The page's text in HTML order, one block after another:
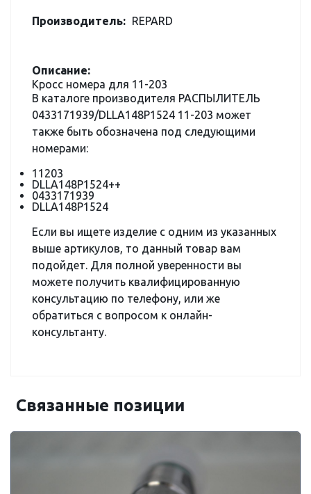
Производитель: REPARD
Описание:
Кросс номера для 11-203
В каталоге производителя РАСПЫЛИТЕЛЬ
0433171939/DLLA148P1524 11-203 может
также быть обозначена под следующими
номерами:
11203
DLLA148P1524++
0433171939
DLLA148P1524
Если вы ищете изделие с одним из указанных
выше артикулов, то данный товар вам
подойдет. Для полной уверенности вы
можете получить квалифицированную
консультацию по телефону, или же
обратиться с вопросом к онлайн-
консультанту.
Связанные позиции